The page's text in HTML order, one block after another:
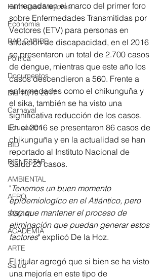
Hermanos Mayores
Economía
RAP CARIBE
Política
Documentos
Día 10/10 2017
Carnaval
Educación
BID
BIENESTAR
AMBIENTAL
AFRO
SOCIAL
ACADEMIA
ARTE
Salud
entregada en el marco del primer foro
sobre Enfermedades Transmitidas por
Vectores (ETV) para personas en
situación de discapacidad, en el 2016
se presentaron un total de 2.700 casos
de dengue, mientras que este año los
casos descendieron a 560. Frente a
enfermedades como el chikunguña y
el sika, también se ha visto una
significativa reducción de los casos.
En el 2016 se presentaron 86 casos de
chikunguña y en la actualidad se han
reportado al Instituto Nacional de
Salud 23 casos.
"Tenemos un buen momento
epidemiologíco en el Atlántico, pero
hay que mantener el proceso de
eliminación que puedan generar estos
factores" explicó De la Hoz.
El titular agregó que si bien se ha visto
una mejoría en este tipo de